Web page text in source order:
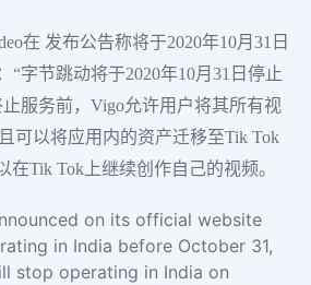
在 发布公告称将于2020年10月31日
“字节跳动将于2020年10月31日停止
服务前，Vigo允许用户将其所有视
可以将应用内的资产迁移至Tik Tok
在Tik Tok上继续创作自己的视频。
on its official website
in India before October 31,
stop operating in India on